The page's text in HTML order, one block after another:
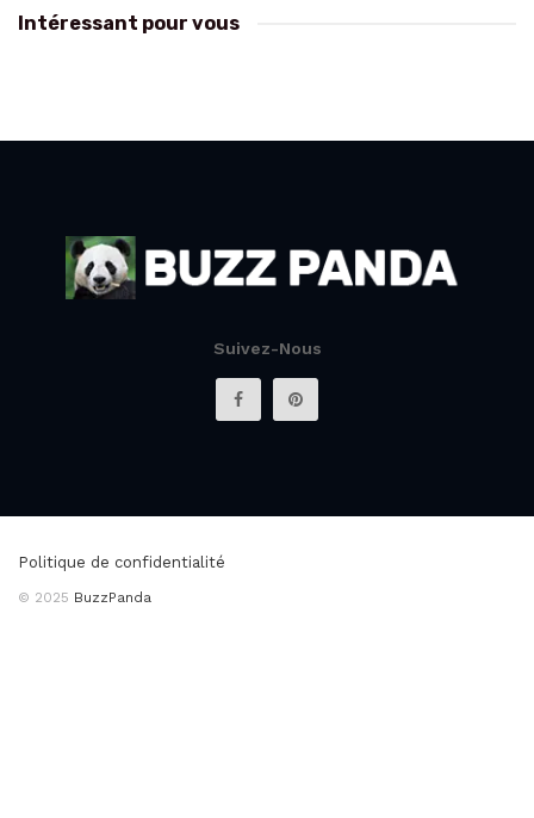
Intéressant pour vous
Suivez-Nous
Politique de confidentialité
© 2025 BuzzPanda